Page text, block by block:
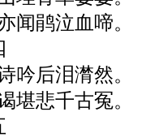
闻鹃泣血啼。
吟后泪潸然。
堪悲千古冤。